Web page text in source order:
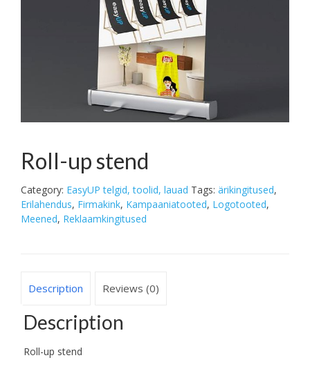
Roll-up stend
Category: EasyUP telgid, toolid, lauad Tags: ärikingitused,
Erilahendus, Firmakink, Kampaaniatooted, Logotooted,
Meened, Reklaamkingitused
Description Reviews (0)
Description
Roll-up stend